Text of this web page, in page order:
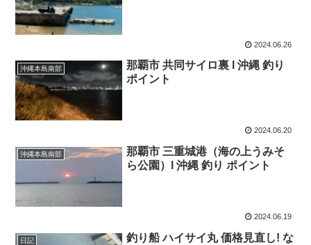
2024.06.26
沖縄本島南部
那覇市 共同サイロ裏 l 沖縄 釣り
ポイント
2024.06.20
沖縄本島南部
那覇市 三重城港（海の上うみそ
ら公園）l 沖縄 釣り ポイント
2024.06.19
日記
釣り船 ハイサイ丸 価格見直し! な